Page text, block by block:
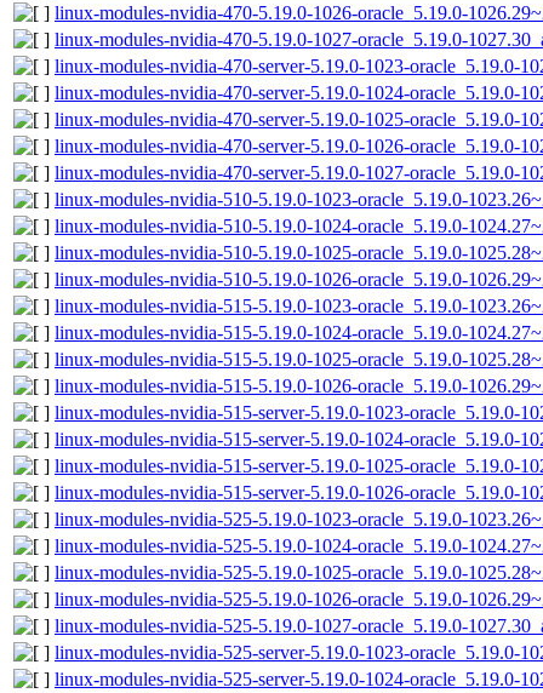
linux-modules-nvidia-470-5.19.0-1026-oracle_5.19.0-
linux-modules-nvidia-470-5.19.0-1027-oracle_5.19.0-
linux-modules-nvidia-470-server-5.19.0-1023-oracle_5.19.0-
linux-modules-nvidia-470-server-5.19.0-1024-oracle_5.19.0-
linux-modules-nvidia-470-server-5.19.0-1025-oracle_5.19.0-
linux-modules-nvidia-470-server-5.19.0-1026-oracle_5.19.0-
linux-modules-nvidia-470-server-5.19.0-1027-oracle_5.19.0-
linux-modules-nvidia-510-5.19.0-1023-oracle_5.19.0-
linux-modules-nvidia-510-5.19.0-1024-oracle_5.19.0-
linux-modules-nvidia-510-5.19.0-1025-oracle_5.19.0-
linux-modules-nvidia-510-5.19.0-1026-oracle_5.19.0-
linux-modules-nvidia-515-5.19.0-1023-oracle_5.19.0-
linux-modules-nvidia-515-5.19.0-1024-oracle_5.19.0-
linux-modules-nvidia-515-5.19.0-1025-oracle_5.19.0-
linux-modules-nvidia-515-5.19.0-1026-oracle_5.19.0-
linux-modules-nvidia-515-server-5.19.0-1023-oracle_5.19.0-
linux-modules-nvidia-515-server-5.19.0-1024-oracle_5.19.0-
linux-modules-nvidia-515-server-5.19.0-1025-oracle_5.19.0-
linux-modules-nvidia-515-server-5.19.0-1026-oracle_5.19.0-
linux-modules-nvidia-525-5.19.0-1023-oracle_5.19.0-
linux-modules-nvidia-525-5.19.0-1024-oracle_5.19.0-
linux-modules-nvidia-525-5.19.0-1025-oracle_5.19.0-
linux-modules-nvidia-525-5.19.0-1026-oracle_5.19.0-
linux-modules-nvidia-525-5.19.0-1027-oracle_5.19.0-
linux-modules-nvidia-525-server-5.19.0-1023-oracle_5.19.0-
linux-modules-nvidia-525-server-5.19.0-1024-oracle_5.19.0-